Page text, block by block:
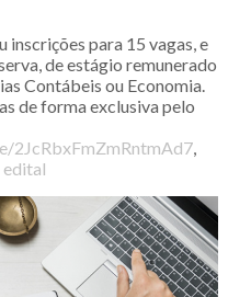
inscrições para 15 vagas, e
de estágio remunerado
Contábeis ou Economia.
de forma exclusiva pelo
2JcRbxFmZmRntmAd7,
edital